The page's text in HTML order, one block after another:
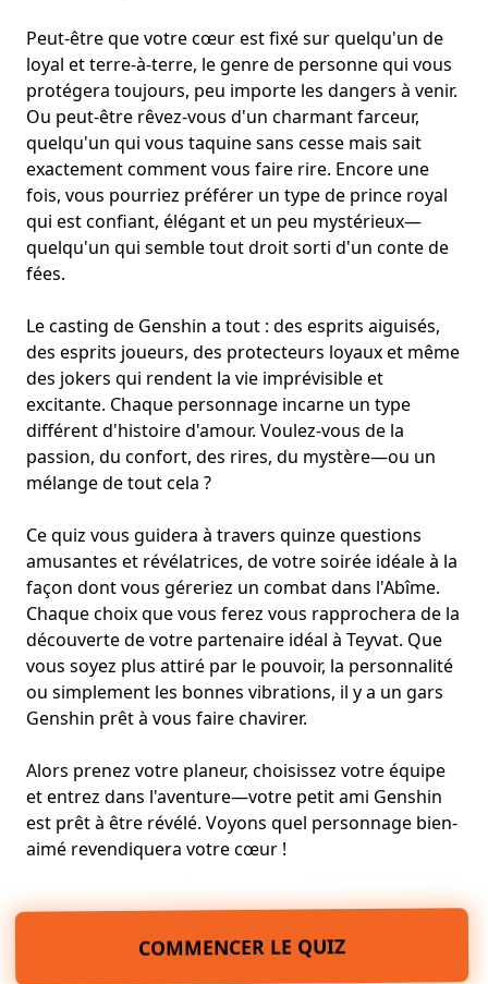
Peut-être que votre cœur est fixé sur quelqu'un de
loyal et terre-à-terre, le genre de personne qui vous
protégera toujours, peu importe les dangers à venir.
Ou peut-être rêvez-vous d'un charmant farceur,
quelqu'un qui vous taquine sans cesse mais sait
exactement comment vous faire rire. Encore une
fois, vous pourriez préférer un type de prince royal
qui est confiant, élégant et un peu mystérieux—
quelqu'un qui semble tout droit sorti d'un conte de
fées.
Le casting de Genshin a tout : des esprits aiguisés,
des esprits joueurs, des protecteurs loyaux et même
des jokers qui rendent la vie imprévisible et
excitante. Chaque personnage incarne un type
différent d'histoire d'amour. Voulez-vous de la
passion, du confort, des rires, du mystère—ou un
mélange de tout cela ?
Ce quiz vous guidera à travers quinze questions
amusantes et révélatrices, de votre soirée idéale à la
façon dont vous géreriez un combat dans l'Abîme.
Chaque choix que vous ferez vous rapprochera de la
découverte de votre partenaire idéal à Teyvat. Que
vous soyez plus attiré par le pouvoir, la personnalité
ou simplement les bonnes vibrations, il y a un gars
Genshin prêt à vous faire chavirer.
Alors prenez votre planeur, choisissez votre équipe
et entrez dans l'aventure—votre petit ami Genshin
est prêt à être révélé. Voyons quel personnage bien-
aimé revendiquera votre cœur !
COMMENCER LE QUIZ